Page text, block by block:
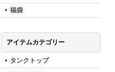
福袋
アイテムカテゴリー
タンクトップ